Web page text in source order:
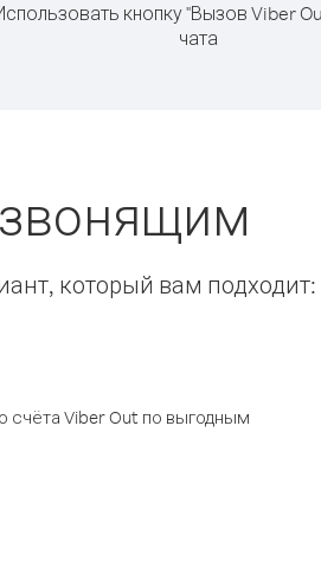
кнопку "Вызов Viber
чата
который вам подходит:
счёта Viber Out по выгодным